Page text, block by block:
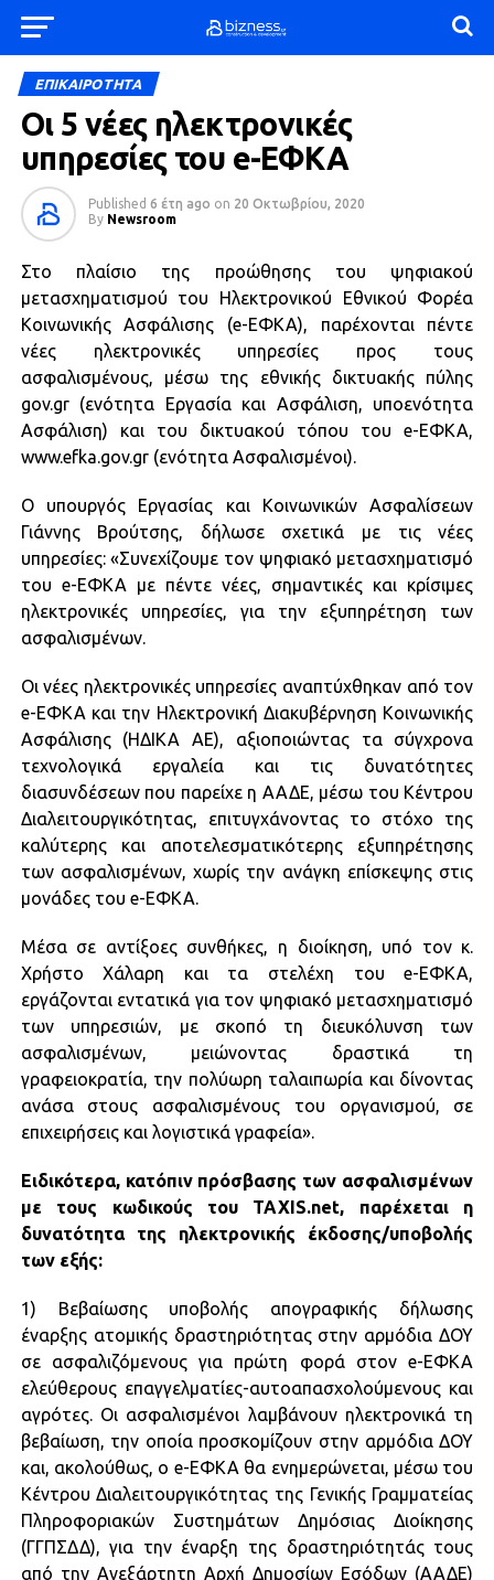
ΕΠΙΚΑΙΡΟΤΗΤΑ
Οι 5 νέες ηλεκτρονικές
υπηρεσίες του e-ΕΦΚΑ
Published 6 έτη ago on 20 Οκτωβρίου, 2020
By Newsroom
Στο πλαίσιο της προώθησης του ψηφιακού
μετασχηματισμού του Ηλεκτρονικού Εθνικού Φορέα
Κοινωνικής Ασφάλισης (e-ΕΦΚΑ), παρέχονται πέντε
νέες ηλεκτρονικές υπηρεσίες προς τους
ασφαλισμένους, μέσω της εθνικής δικτυακής πύλης
gov.gr (ενότητα Εργασία και Ασφάλιση, υποενότητα
Ασφάλιση) και του δικτυακού τόπου του e-ΕΦΚΑ,
www.efka.gov.gr (ενότητα Ασφαλισμένοι).
Ο υπουργός Εργασίας και Κοινωνικών Ασφαλίσεων
Γιάννης Βρούτσης, δήλωσε σχετικά με τις νέες
υπηρεσίες: «Συνεχίζουμε τον ψηφιακό μετασχηματισμό
του e-ΕΦΚΑ με πέντε νέες, σημαντικές και κρίσιμες
ηλεκτρονικές υπηρεσίες, για την εξυπηρέτηση των
ασφαλισμένων.
Οι νέες ηλεκτρονικές υπηρεσίες αναπτύχθηκαν από τον
e-ΕΦΚΑ και την Ηλεκτρονική Διακυβέρνηση Κοινωνικής
Ασφάλισης (ΗΔΙΚΑ ΑΕ), αξιοποιώντας τα σύγχρονα
τεχνολογικά εργαλεία και τις δυνατότητες
διασυνδέσεων που παρείχε η ΑΑΔΕ, μέσω του Κέντρου
Διαλειτουργικότητας, επιτυγχάνοντας το στόχο της
καλύτερης και αποτελεσματικότερης εξυπηρέτησης
των ασφαλισμένων, χωρίς την ανάγκη επίσκεψης στις
μονάδες του e-ΕΦΚΑ.
Μέσα σε αντίξοες συνθήκες, η διοίκηση, υπό τον κ.
Χρήστο Χάλαρη και τα στελέχη του e-ΕΦΚΑ,
εργάζονται εντατικά για τον ψηφιακό μετασχηματισμό
των υπηρεσιών, με σκοπό τη διευκόλυνση των
ασφαλισμένων, μειώνοντας δραστικά τη
γραφειοκρατία, την πολύωρη ταλαιπωρία και δίνοντας
ανάσα στους ασφαλισμένους του οργανισμού, σε
επιχειρήσεις και λογιστικά γραφεία».
Ειδικότερα, κατόπιν πρόσβασης των ασφαλισμένων
με τους κωδικούς του TAXIS.net, παρέχεται η
δυνατότητα της ηλεκτρονικής έκδοσης/υποβολής
των εξής:
1) Βεβαίωσης υποβολής απογραφικής δήλωσης
έναρξης ατομικής δραστηριότητας στην αρμόδια ΔΟΥ
σε ασφαλιζόμενους για πρώτη φορά στον e-ΕΦΚΑ
ελεύθερους επαγγελματίες-αυτοαπασχολούμενους και
αγρότες. Οι ασφαλισμένοι λαμβάνουν ηλεκτρονικά τη
βεβαίωση, την οποία προσκομίζουν στην αρμόδια ΔΟΥ
και, ακολούθως, ο e-ΕΦΚΑ θα ενημερώνεται, μέσω του
Κέντρου Διαλειτουργικότητας της Γενικής Γραμματείας
Πληροφοριακών Συστημάτων Δημόσιας Διοίκησης
(ΓΓΠΣΔΔ), για την έναρξη της δραστηριότητάς τους
από την Ανεξάρτητη Αρχή Δημοσίων Εσόδων (ΑΑΔΕ)